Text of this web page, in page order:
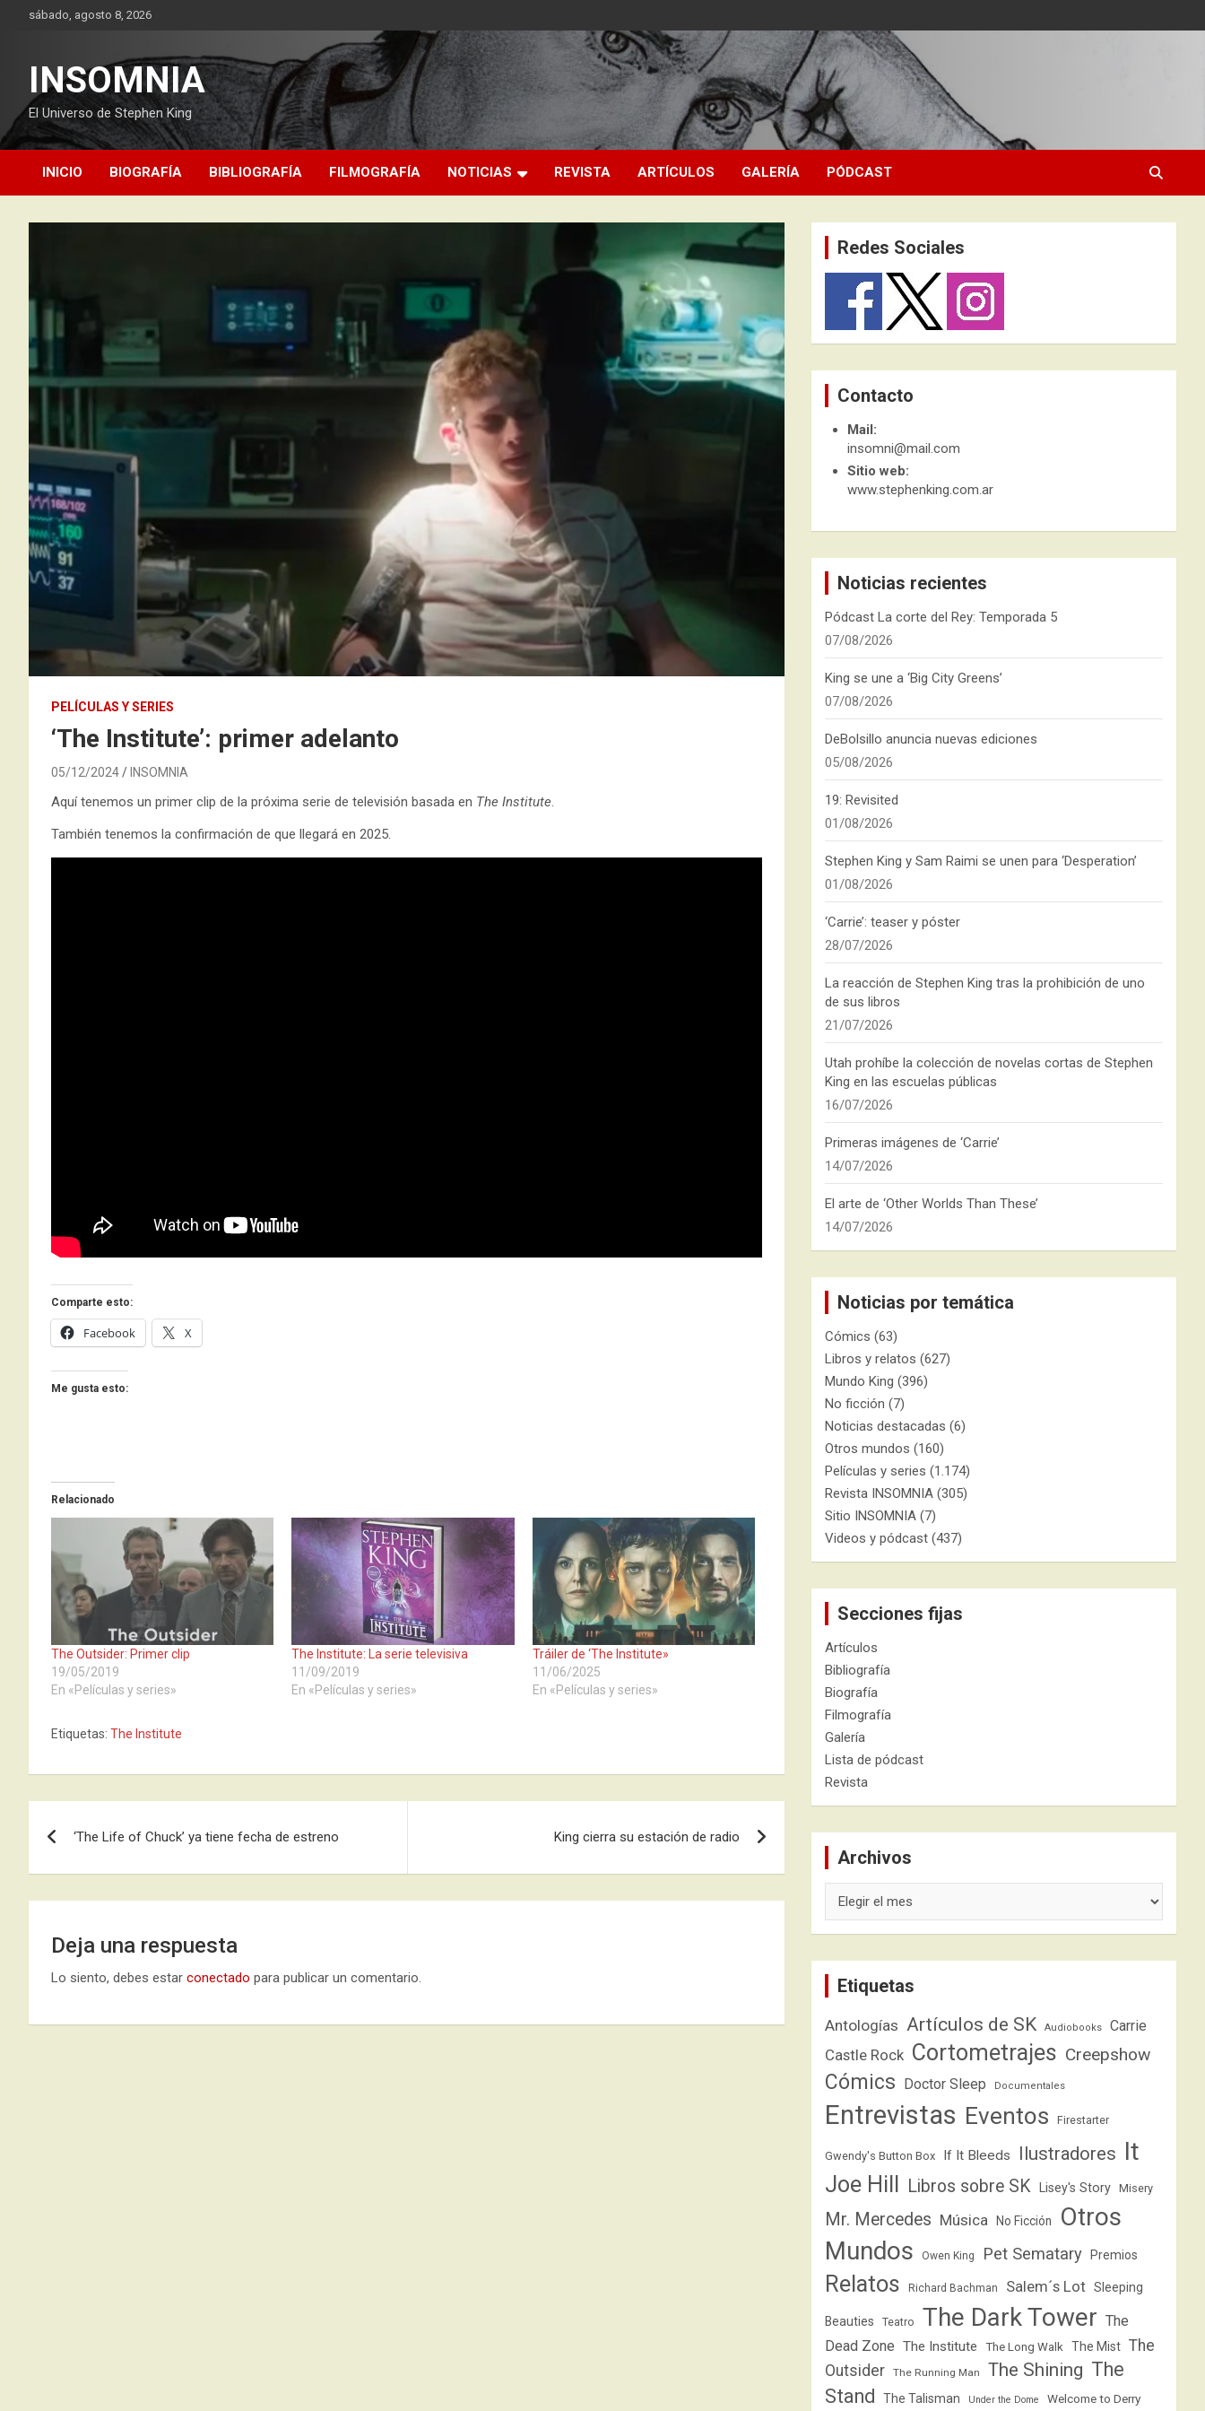
sábado, agosto 8, 2026
INSOMNIA
El Universo de Stephen King
INICIO BIOGRAFÍA BIBLIOGRAFÍA FILMOGRAFÍA NOTICIAS REVISTA ARTÍCULOS GALERÍA PÓDCAST
PELÍCULAS Y SERIES
‘The Institute’: primer adelanto
05/12/2024 INSOMNIA
Aquí tenemos un primer clip de la próxima serie de televisión basada en The Institute.
También tenemos la confirmación de que llegará en 2025.
Comparte esto:
Facebook X
Me gusta esto:
Relacionado
The Outsider: Primer clip
19/05/2019
En «Películas y series»
The Institute: La serie televisiva
11/09/2019
En «Películas y series»
Tráiler de ‘The Institute»
11/06/2025
En «Películas y series»
Etiquetas: The Institute
de
entradas
‘The Life of Chuck’ ya tiene fecha de estreno King cierra su estación de radio
Deja una respuesta
Lo siento, debes estar conectado para publicar un comentario.
Redes Sociales
Contacto
Mail:
insomni@mail.com
Sitio web:
www.stephenking.com.ar
Noticias recientes
Pódcast La corte del Rey: Temporada 5
07/08/2026
King se une a ‘Big City Greens’
07/08/2026
DeBolsillo anuncia nuevas ediciones
05/08/2026
19: Revisited
01/08/2026
Stephen King y Sam Raimi se unen para ‘Desperation’
01/08/2026
‘Carrie’: teaser y póster
28/07/2026
La reacción de Stephen King tras la prohibición de uno
de sus libros
21/07/2026
Utah prohíbe la colección de novelas cortas de Stephen
King en las escuelas públicas
16/07/2026
Primeras imágenes de ‘Carrie’
14/07/2026
El arte de ‘Other Worlds Than These’
14/07/2026
Noticias por temática
Cómics (63)
Libros y relatos (627)
Mundo King (396)
No ficción (7)
Noticias destacadas (6)
Otros mundos (160)
Películas y series (1.174)
Revista INSOMNIA (305)
Sitio INSOMNIA (7)
Videos y pódcast (437)
Secciones fijas
Artículos
Bibliografía
Biografía
Filmografía
Galería
Lista de pódcast
Revista
Archivos
Etiquetas
Antologías Artículos de SK Audiobooks Carrie
Castle Rock Cortometrajes Creepshow
Cómics Doctor Sleep Documentales
Entrevistas Eventos Firestarter
Gwendy's Button Box If It Bleeds Ilustradores It
Joe Hill Libros sobre SK Lisey's Story Misery
Mr. Mercedes Música No Ficción
Otros
Mundos
Owen King Pet Sematary Premios
Relatos Richard Bachman Salem´s Lot Sleeping
Beauties Teatro The Dark Tower The
Dead Zone The Institute The Long Walk The Mist The
Outsider
The Running Man The Shining The
Stand
The Talisman Under the Dome Welcome to Derry